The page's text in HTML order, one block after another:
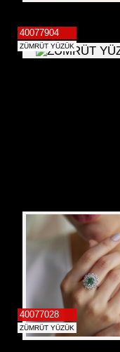
40077904
ZÜMRÜT YÜZÜK
40077028
ZÜMRÜT YÜZÜK